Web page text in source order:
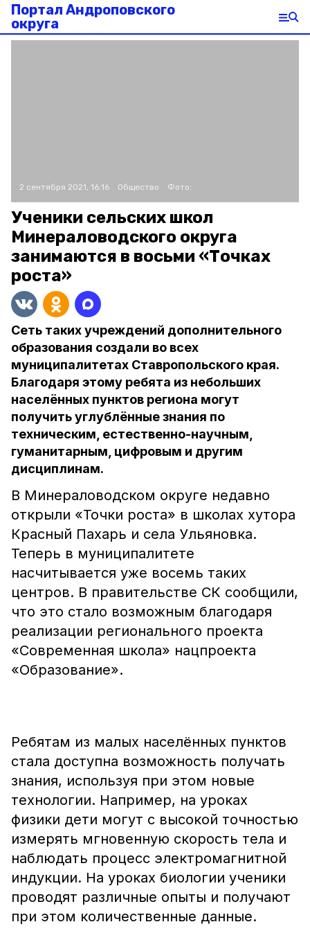
Портал Андроповского
округа
2 сентября 2021, 16:16 Общество Фото:
Ученики сельских школ
Минераловодского округа
занимаются в восьми «Точках
роста»
Сеть таких учреждений дополнительного
образования создали во всех
муниципалитетах Ставропольского края.
Благодаря этому ребята из небольших
населённых пунктов региона могут
получить углублённые знания по
техническим, естественно-научным,
гуманитарным, цифровым и другим
дисциплинам.
В Минераловодском округе недавно
открыли «Точки роста» в школах хутора
Красный Пахарь и села Ульяновка.
Теперь в муниципалитете
насчитывается уже восемь таких
центров. В правительстве СК сообщили,
что это стало возможным благодаря
реализации регионального проекта
«Современная школа» нацпроекта
«Образование».
Ребятам из малых населённых пунктов
стала доступна возможность получать
знания, используя при этом новые
технологии. Например, на уроках
физики дети могут с высокой точностью
измерять мгновенную скорость тела и
наблюдать процесс электромагнитной
индукции. На уроках биологии ученики
проводят различные опыты и получают
при этом количественные данные.